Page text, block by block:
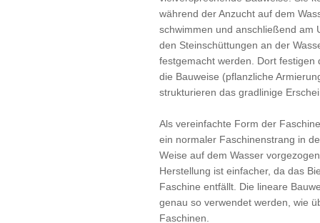
während der Anzucht auf dem
schwimmen und anschließend am
den Steinschüttungen an der
festgemacht werden. Dort festigen
die Bauweise (pflanzliche
strukturieren das gradlinige
Als vereinfachte Form der
ein normaler Faschinenstrang in
Weise auf dem Wasser
Herstellung ist einfacher, da das
Faschine entfällt. Die lineare
genau so verwendet werden, wie
Faschinen.